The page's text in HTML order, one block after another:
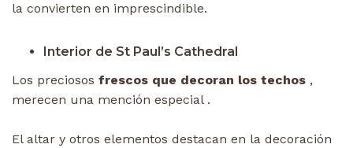
la convierten en imprescindible.
Interior de St Paul’s Cathedral
Los preciosos frescos que decoran los techos ,
merecen una mención especial .
El altar y otros elementos destacan en la decoración